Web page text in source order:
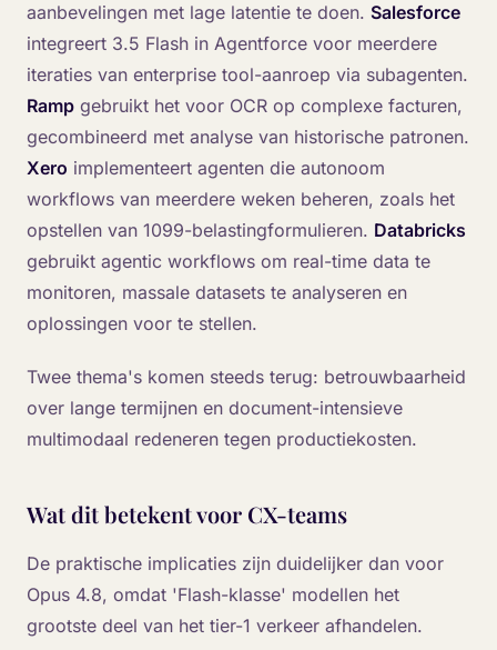
aanbevelingen met lage latentie te doen. Salesforce
integreert 3.5 Flash in Agentforce voor meerdere
iteraties van enterprise tool-aanroep via subagenten.
Ramp gebruikt het voor OCR op complexe facturen,
gecombineerd met analyse van historische patronen.
Xero implementeert agenten die autonoom
workflows van meerdere weken beheren, zoals het
opstellen van 1099-belastingformulieren. Databricks
gebruikt agentic workflows om real-time data te
monitoren, massale datasets te analyseren en
oplossingen voor te stellen.
Twee thema's komen steeds terug: betrouwbaarheid
over lange termijnen en document-intensieve
multimodaal redeneren tegen productiekosten.
Wat dit betekent voor CX-teams
De praktische implicaties zijn duidelijker dan voor
Opus 4.8, omdat 'Flash-klasse' modellen het
grootste deel van het tier-1 verkeer afhandelen.